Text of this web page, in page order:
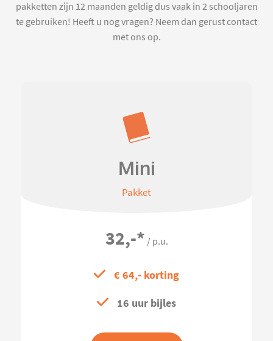
pakketten zijn 12 maanden geldig dus vaak in 2 schooljaren
te gebruiken! Heeft u nog vragen? Neem dan gerust contact
met ons op.
Mini
Pakket
32,-* / p.u.
€ 64,- korting
16 uur bijles